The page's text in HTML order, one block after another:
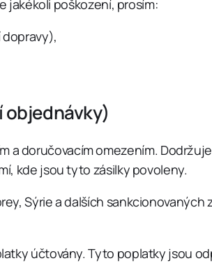
jakékoli poškození, prosím:
objednávky)
doručovacím omezením.
kde jsou tyto zásilky povoleny.
Sýrie a dalších
účtovány. Tyto poplatky jsou